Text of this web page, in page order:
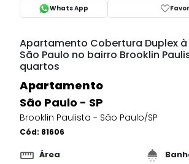
Apartamento Cobertura Duplex
São Paulo no bairro Brooklin
quartos
Apartamento
São Paulo - SP
Brooklin Paulista - São Paulo/SP
Cód: 81606
Área
Whats App